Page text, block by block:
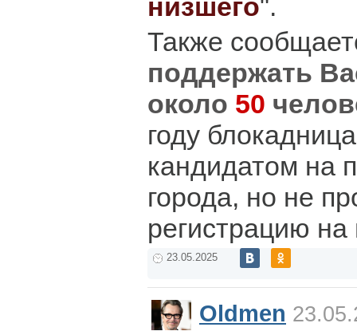
низшего".
Также
поддержать
около 50
году
кандидатом на
города, но не
регистрацию
23.05.2025
Oldmen